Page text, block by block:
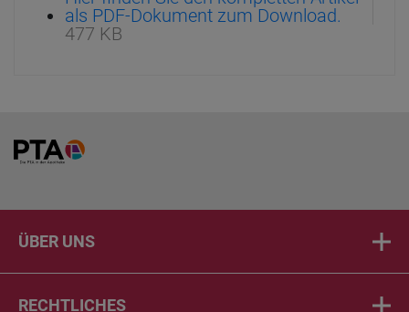
als PDF-Dokument zum Download.
477 KB
Home
ÜBER UNS
RECHTLICHES